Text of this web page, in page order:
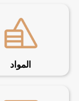
المواد